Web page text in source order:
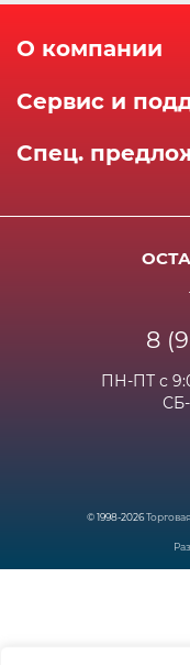
О компании
Сервисный
Сервис и
Доставка
Возрат и
Спец.
Часто
8
ПН-ПТ с
© 1998-2026